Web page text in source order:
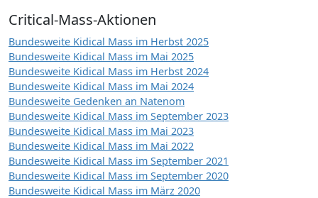
Critical-Mass-Aktionen
Bundesweite Kidical Mass im Herbst 2025
Bundesweite Kidical Mass im Mai 2025
Bundesweite Kidical Mass im Herbst 2024
Bundesweite Kidical Mass im Mai 2024
Bundesweite Gedenken an Natenom
Bundesweite Kidical Mass im September 2023
Bundesweite Kidical Mass im Mai 2023
Bundesweite Kidical Mass im Mai 2022
Bundesweite Kidical Mass im September 2021
Bundesweite Kidical Mass im September 2020
Bundesweite Kidical Mass im März 2020